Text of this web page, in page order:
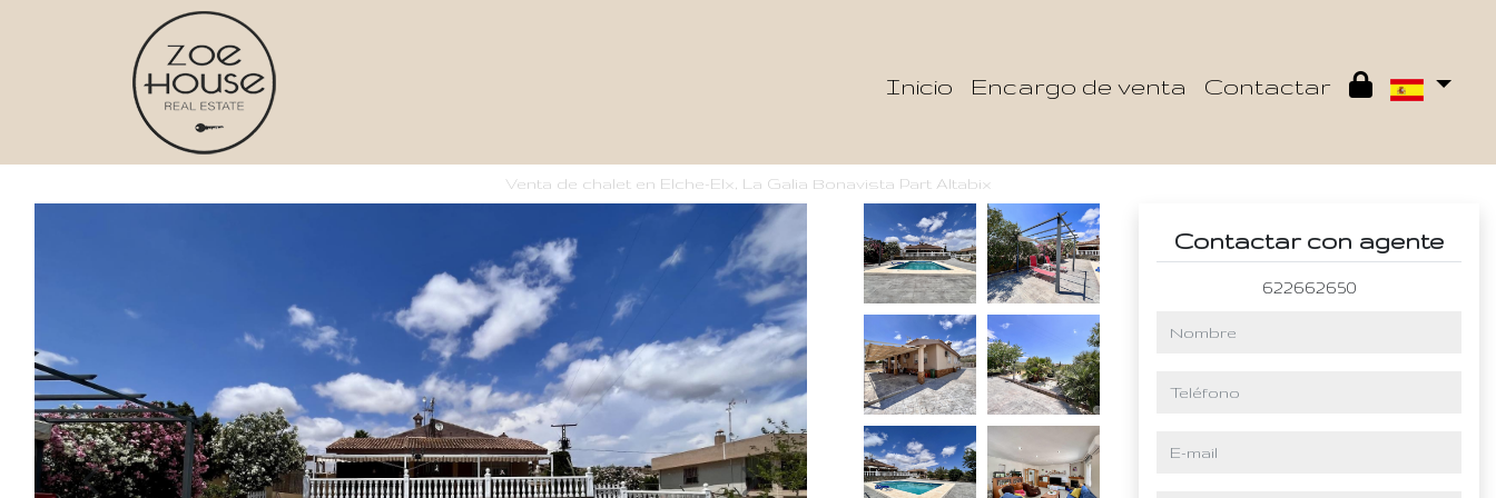
Inicio Encargo de venta Contactar
Venta de chalet en Elche-Elx, La Galia Bonavista Part Altabix
Contactar con agente
622662650
nombre
teléfono
e-mail